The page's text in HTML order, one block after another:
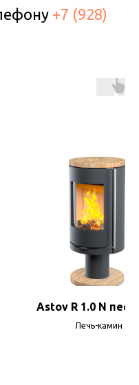
+7 (928)
Astov R 1.0 N
Печь-камин